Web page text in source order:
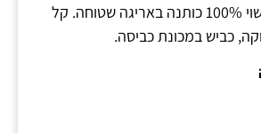
שטיח רובן עגול עשוי 100% כותנה באריגה שטוחה. קל
כביש במכונת כביסה.